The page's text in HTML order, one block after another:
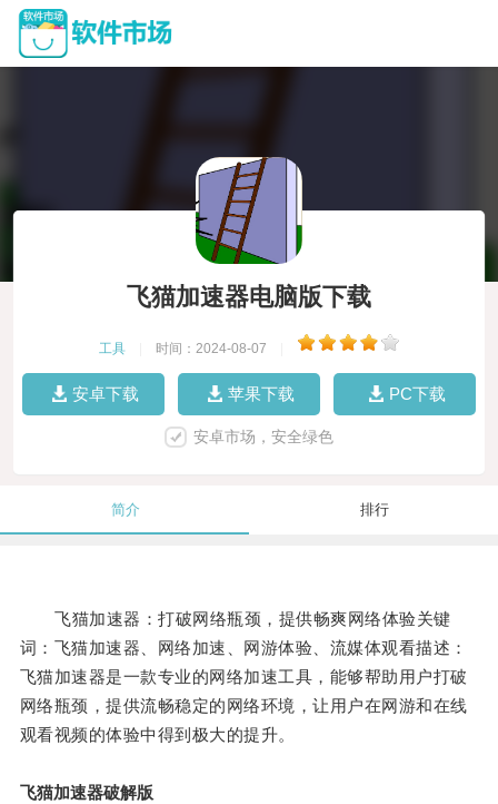
飞猫加速器电脑版下载
工具 时间：2024-08-07
安卓下载 苹果下载 PC下载
安卓市场，安全绿色
简介 排行
飞猫加速器：打破网络瓶颈，提供畅爽网络体验关键
词：飞猫加速器、网络加速、网游体验、流媒体观看描述：
飞猫加速器是一款专业的网络加速工具，能够帮助用户打破
网络瓶颈，提供流畅稳定的网络环境，让用户在网游和在线
观看视频的体验中得到极大的提升。
飞猫加速器破解版